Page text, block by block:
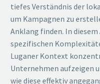
tiefes Verständnis der
um Kampagnen zu
Anklang finden. In
spezifischen
Luganer Kontext
Unternehmen aufzeigen
wie diese effektiv